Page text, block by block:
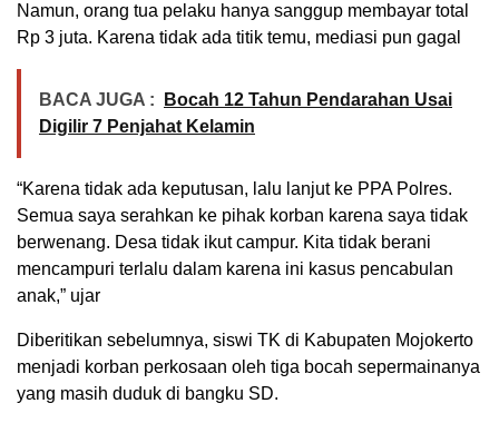
Namun, orang tua pelaku hanya sanggup membayar total
Rp 3 juta. Karena tidak ada titik temu, mediasi pun gagal
BACA JUGA :
Bocah 12 Tahun Pendarahan Usai
Digilir 7 Penjahat Kelamin
“Karena tidak ada keputusan, lalu lanjut ke PPA Polres.
Semua saya serahkan ke pihak korban karena saya tidak
berwenang. Desa tidak ikut campur. Kita tidak berani
mencampuri terlalu dalam karena ini kasus pencabulan
anak,” ujar
Diberitikan sebelumnya, siswi TK di Kabupaten Mojokerto
menjadi korban perkosaan oleh tiga bocah sepermainanya
yang masih duduk di bangku SD.